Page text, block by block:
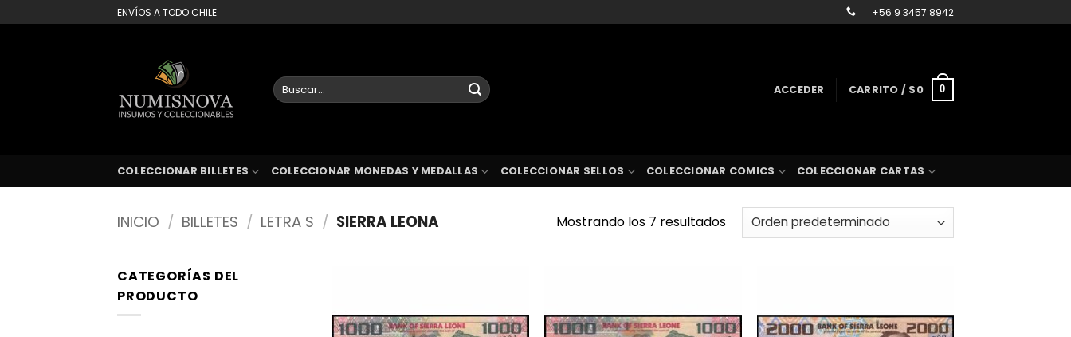
al
ENVÍOS A TODO CHILE +56 9 3457 8942
Buscar
por:
ACCEDER CARRITO / $0 0
COLECCIONAR BILLETES COLECCIONAR MONEDAS Y MEDALLAS COLECCIONAR SELLOS COLECCIONAR COMICS COLECCIONAR CARTAS
INICIO / BILLETES / LETRA S / SIERRA LEONA Mostrando los 7 resultados
CATEGORÍAS DEL
PRODUCTO